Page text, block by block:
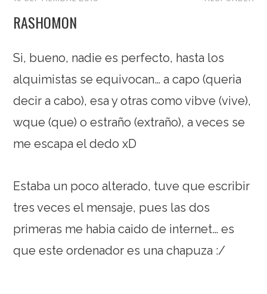
RASHOMON
Si, bueno, nadie es perfecto, hasta los
alquimistas se equivocan… a capo (queria
decir a cabo), esa y otras como vibve (vive),
wque (que) o estraño (extraño), a veces se
me escapa el dedo xD
Estaba un poco alterado, tuve que escribir
tres veces el mensaje, pues las dos
primeras me habia caido de internet… es
que este ordenador es una chapuza :/